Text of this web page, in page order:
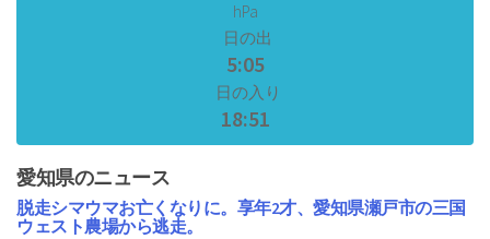
hPa
日の出
5:05
日の入り
18:51
愛知県のニュース
脱走シマウマお亡くなりに。享年2才、愛知県瀬戸市の三国
ウェスト農場から逃走。